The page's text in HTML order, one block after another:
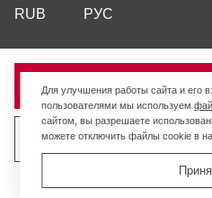
Продать
RUB РУС
Для улучшения работы сайта и его
пользователями мы используем
сайтом, вы разрешаете
можете отключить файлы cookie в